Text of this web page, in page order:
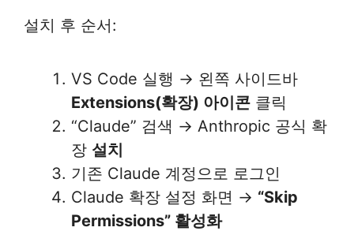
설치 후 순서:
VS Code 실행 → 왼쪽 사이드바
Extensions(확장) 아이콘 클릭
“Claude” 검색 → Anthropic 공식 확
장 설치
기존 Claude 계정으로 로그인
Claude 확장 설정 화면 → “Skip
Permissions” 활성화